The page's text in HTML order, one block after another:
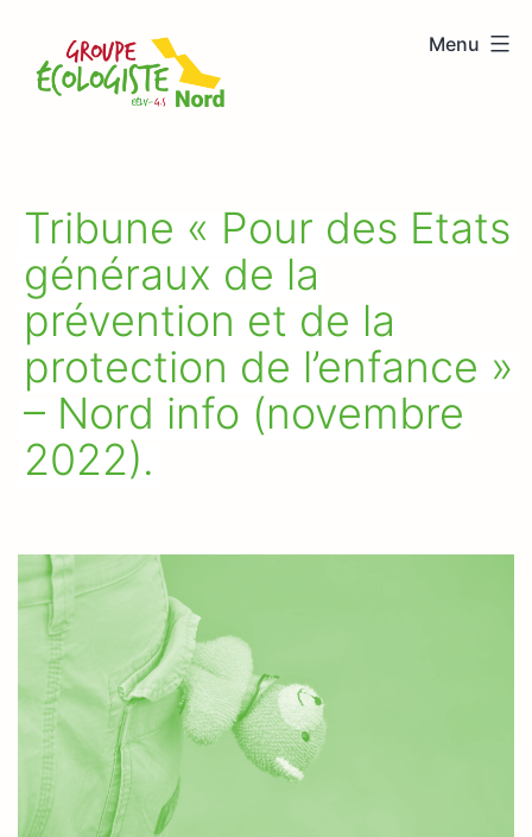
contenu
Groupe
Menu
Tribune « Pour des Etats
généraux de la
prévention et de la
protection de l’enfance »
– Nord info (novembre
2022).